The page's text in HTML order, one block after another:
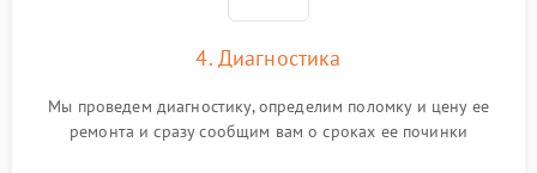
4. Диагностика
Мы проведем диагностику, определим поломку и цену ее
ремонта и сразу сообщим вам о сроках ее починки